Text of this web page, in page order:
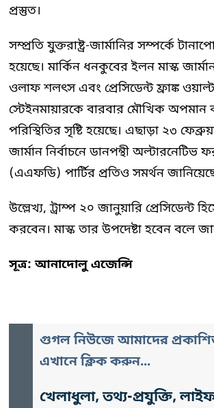
প্রস্তুত।
সম্প্রতি যুক্তরাষ্ট্র-জার্মানির সম্পর্কে
হয়েছে। মার্কিন ধনকুবের ইলন মাস্ক
ওলাফ শলৎস এবং প্রেসিডেন্ট ফ্রাঙ্ক
স্টেইনমায়ারকে বারবার মৌখিক
পরিস্থিতির সৃষ্টি হয়েছে। এছাড়া ২৩
জার্মান নির্বাচনে ডানপন্থী অল্টারনেটিভ
(এএফডি) পার্টির প্রতিও সমর্থন
উল্লেখ্য, ট্রাম্প ২০ জানুয়ারি প্রেসিডেন্ট
করবেন। মাস্ক তার উপদেষ্টা হবেন বলে
সূত্র: আনাদোলু এজেন্সি
গুগল নিউজে আমাদের
এখানে ক্লিক করুন...
খেলাধুলা, তথ্য-প্রযুক্তি,